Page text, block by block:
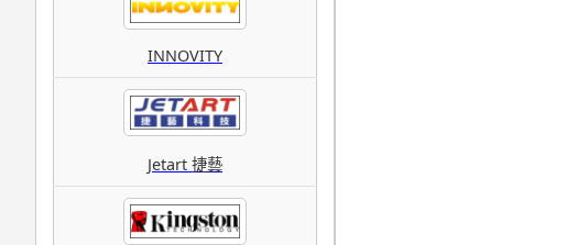
INNOVITY
Jetart 捷藝